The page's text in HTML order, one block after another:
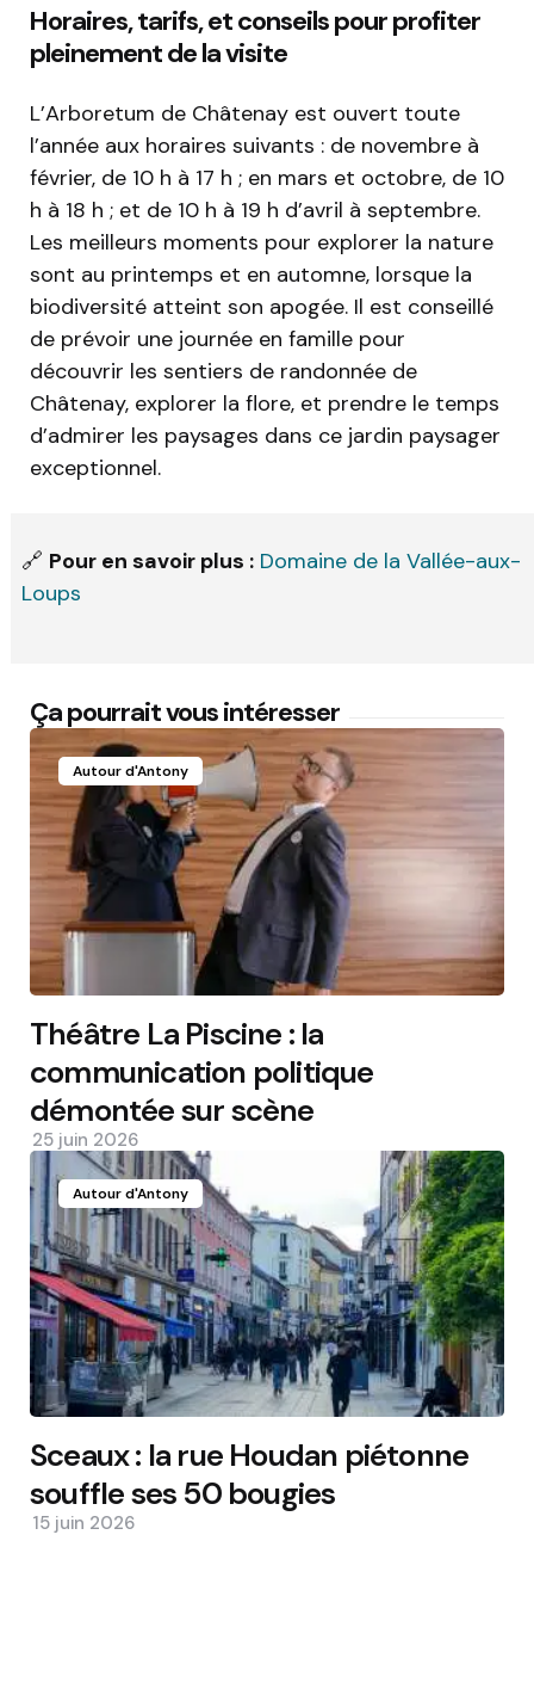
Horaires, tarifs, et conseils pour profiter
pleinement de la visite
L’Arboretum de Châtenay est ouvert toute
l’année aux horaires suivants : de novembre à
février, de 10 h à 17 h ; en mars et octobre, de 10
h à 18 h ; et de 10 h à 19 h d’avril à septembre.
Les meilleurs moments pour explorer la nature
sont au printemps et en automne, lorsque la
biodiversité atteint son apogée. Il est conseillé
de prévoir une journée en famille pour
découvrir les sentiers de randonnée de
Châtenay, explorer la flore, et prendre le temps
d’admirer les paysages dans ce jardin paysager
exceptionnel.
🔗 Pour en savoir plus : Domaine de la Vallée-aux-
Loups
Ça pourrait vous intéresser
Autour d'Antony
Théâtre La Piscine : la
communication politique
démontée sur scène
25 juin 2026
Autour d'Antony
Sceaux : la rue Houdan piétonne
souffle ses 50 bougies
15 juin 2026